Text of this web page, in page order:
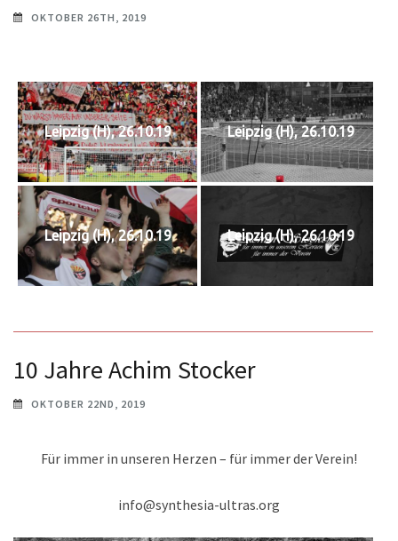
OKTOBER 26TH, 2019
Leipzig (H), 26.10.19 Leipzig (H), 26.10.19
Leipzig (H), 26.10.19 Leipzig (H), 26.10.19
10 Jahre Achim Stocker
OKTOBER 22ND, 2019
Für immer in unseren Herzen – für immer der Verein!
info@synthesia-ultras.org